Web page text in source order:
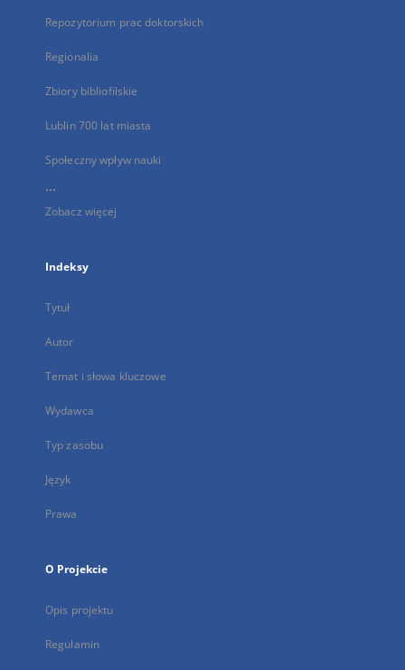
Repozytorium prac doktorskich
Regionalia
Zbiory bibliofilskie
Lublin 700 lat miasta
Społeczny wpływ nauki
...
Zobacz więcej
Indeksy
Tytuł
Autor
Temat i słowa kluczowe
Wydawca
Typ zasobu
Język
Prawa
O Projekcie
Opis projektu
Regulamin